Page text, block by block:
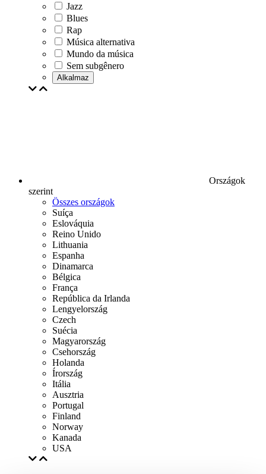
Jazz
Blues
Rap
Música alternativa
Mundo da música
Sem subgênero
Alkalmaz
Országok
szerint
Összes országok
Suíça
Eslováquia
Reino Unido
Lithuania
Espanha
Dinamarca
Bélgica
França
República da Irlanda
Lengyelország
Czech
Suécia
Magyarország
Csehország
Holanda
Írország
Itália
Ausztria
Portugal
Finland
Norway
Kanada
USA